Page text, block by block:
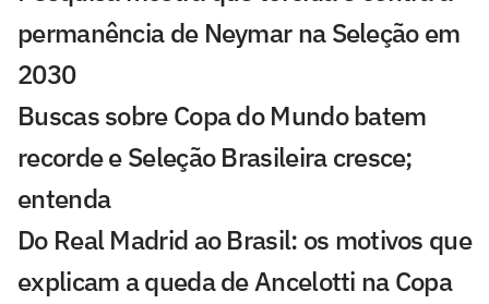
permanência de Neymar na Seleção em
2030
Buscas sobre Copa do Mundo batem
recorde e Seleção Brasileira cresce;
entenda
Do Real Madrid ao Brasil: os motivos que
explicam a queda de Ancelotti na Copa